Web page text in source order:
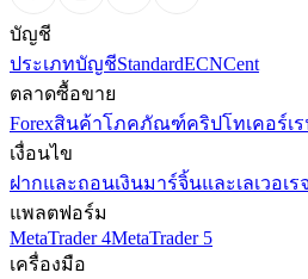
บัญชี
ประเภทบัญชีStandardECNCent
ตลาดซื้อขาย
Forexสินค้าโภคภัณฑ์คริปโทเคอร์เ
เงื่อนไข
ฝากและถอนเงินมาร์จิ้นและเลเวอเรจ
แพลตฟอร์ม
MetaTrader 4MetaTrader 5
เครื่องมือ